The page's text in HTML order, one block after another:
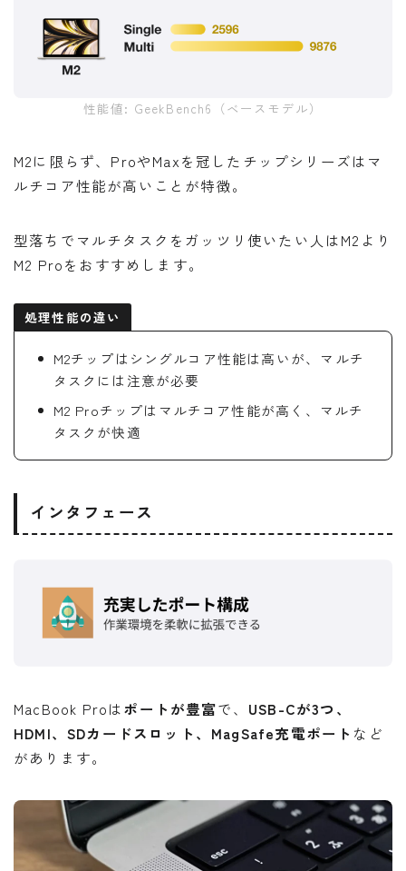
性能値: GeekBench6（ベースモデル）
M2に限らず、ProやMaxを冠したチップシリーズはマ
ルチコア性能が高いことが特徴。
型落ちでマルチタスクをガッツリ使いたい人はM2より
M2 Proをおすすめします。
処理性能の違い
M2チップはシングルコア性能は高いが、マルチ
タスクには注意が必要
M2 Proチップはマルチコア性能が高く、マルチ
タスクが快適
インタフェース
MacBook Proはポートが豊富で、 USB-Cが3つ、
HDMI、SDカードスロット、MagSafe充電ポート など
があります。